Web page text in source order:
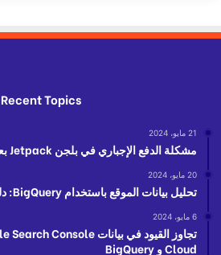
Recent Topics
21 مايو، 2024
مشكلة الدفع الإجباري في بلجن Jetpack بعد التحديث
20 مايو، 2024
تحليل بيانات الموقع باستخدام BigQuery: دليل شامل للأوامر التحليلية
6 مايو، 2024
Cloud و BigQuery